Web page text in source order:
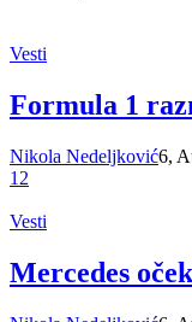
Vesti
Formula 1
Nikola Nedeljković6,
12
Vesti
Mercedes